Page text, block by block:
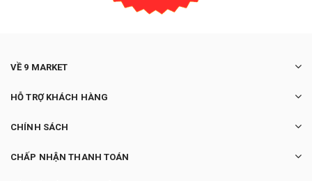
VỀ 9 MARKET
HỖ TRỢ KHÁCH HÀNG
CHÍNH SÁCH
CHẤP NHẬN THANH TOÁN